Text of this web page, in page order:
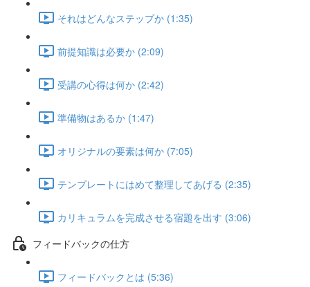
それはどんなステップか (1:35)
前提知識は必要か (2:09)
受講の心得は何か (2:42)
準備物はあるか (1:47)
オリジナルの要素は何か (7:05)
テンプレートにはめて整理してあげる (2:35)
カリキュラムを完成させる宿題を出す (3:06)
フィードバックの仕方
フィードバックとは (5:36)